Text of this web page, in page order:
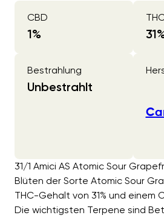
CBD
1% 31
Bestrahlung
Unbestrahlt
31/1 Amici AS Atomic Sour
Blüten der Sorte Atomic Sour
THC-Gehalt von 31% und einem
Die wichtigsten Terpene sind